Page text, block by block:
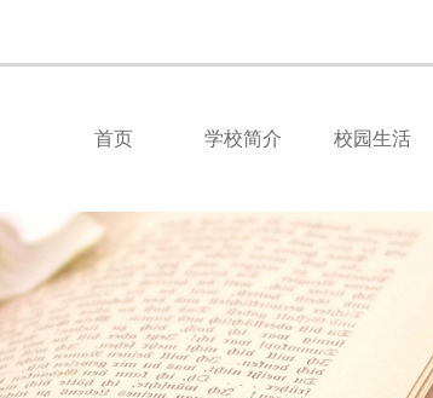
首页 学校简介 校园生活